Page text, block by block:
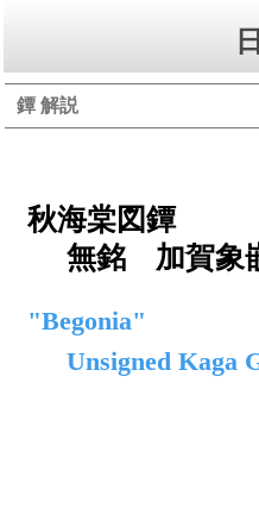
鐔 解説
秋海棠図鐔
無銘 加賀象
"Begonia"
Unsigned Kaga